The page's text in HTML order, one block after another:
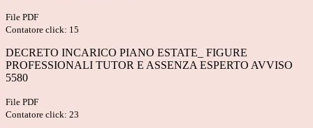
File PDF
Contatore click: 15
DECRETO INCARICO PIANO ESTATE_ FIGURE
PROFESSIONALI TUTOR E ASSENZA ESPERTO AVVISO
5580
File PDF
Contatore click: 23